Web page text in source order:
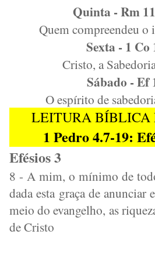
Quinta - Rm
Quem compreendeu
Sexta - 1 Co
Cristo, a
Sábado - Ef
O espírito de
LEITURA BÍBLICA
1 Pedro 4.7-19:
Efésios 3
8 - A mim, o mínimo de
dada esta graça de anunciar
meio do evangelho, as
de Cristo